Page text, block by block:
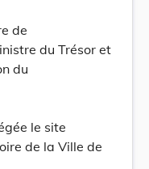
de
du Trésor et
du
le site
de la Ville de